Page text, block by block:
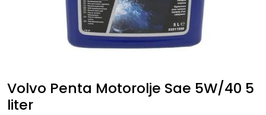
Volvo Penta Motorolje Sae 5W/40 5
liter
Båtpleie/Opplag
Outlet